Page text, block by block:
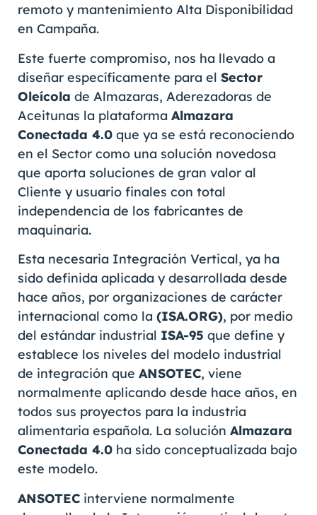
remoto y mantenimiento Alta Disponibilidad
en Campaña.
Este fuerte compromiso, nos ha llevado a
diseñar específicamente para el Sector
Oleícola de Almazaras, Aderezadoras de
Aceitunas la plataforma Almazara
Conectada 4.0 que ya se está reconociendo
en el Sector como una solución novedosa
que aporta soluciones de gran valor al
Cliente y usuario finales con total
independencia de los fabricantes de
maquinaria.
Esta necesaria Integración Vertical, ya ha
sido definida aplicada y desarrollada desde
hace años, por organizaciones de carácter
internacional como la (ISA.ORG), por medio
del estándar industrial ISA-95 que define y
establece los niveles del modelo industrial
de integración que ANSOTEC, viene
normalmente aplicando desde hace años, en
todos sus proyectos para la industria
alimentaria española. La solución Almazara
Conectada 4.0 ha sido conceptualizada bajo
este modelo.
ANSOTEC interviene normalmente